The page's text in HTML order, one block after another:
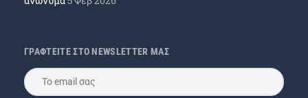
ΓΡΑΦΤΕΙΤΕ ΣΤΟ NEWSLETTER ΜΑΣ